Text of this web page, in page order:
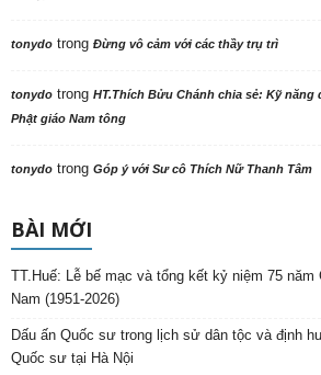
tonydo trong Đừng vô cảm với các thầy trụ trì
tonydo trong HT.Thích Bửu Chánh chia sẻ: Kỹ
Phật giáo Nam tông
tonydo trong Góp ý với Sư cô Thích Nữ Thanh Tâm
BÀI MỚI
TT.Huế: Lễ bế mạc và tổng kết kỷ niệm 75
Nam (1951-2026)
Dấu ấn Quốc sư trong lịch sử dân tộc và định
Quốc sư tại Hà Nội